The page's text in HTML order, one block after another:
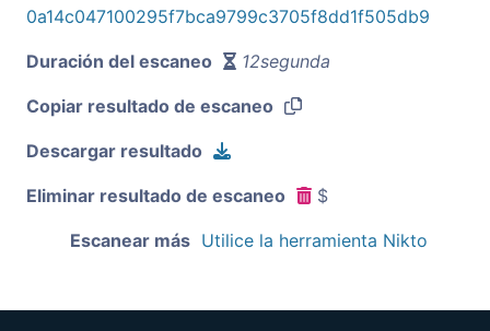
0a14c047100295f7bca9799c3705f8dd1f505db9
Duración del escaneo 12segunda
Copiar resultado de escaneo
Descargar resultado
Eliminar resultado de escaneo $
Escanear más Utilice la herramienta Nikto